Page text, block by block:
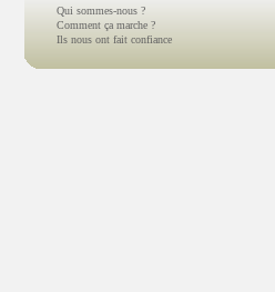
Qui sommes-nous ?
Comment ça marche ?
Ils nous ont fait confiance